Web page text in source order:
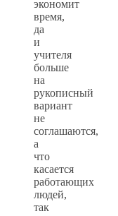
экономит
время,
да
и
учителя
больше
на
рукописный
вариант
не
соглашаются,
а
что
касается
работающих
людей,
так